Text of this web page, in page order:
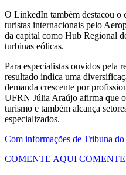
O LinkedIn também destacou o
turistas internacionais pelo
da capital como Hub Regional
turbinas eólicas.
Para especialistas ouvidos pela
resultado indica uma
demanda crescente por
UFRN Júlia Araújo afirma que
turismo e também alcança
especializados.
Com informações de Tribuna
COMENTE AQUI